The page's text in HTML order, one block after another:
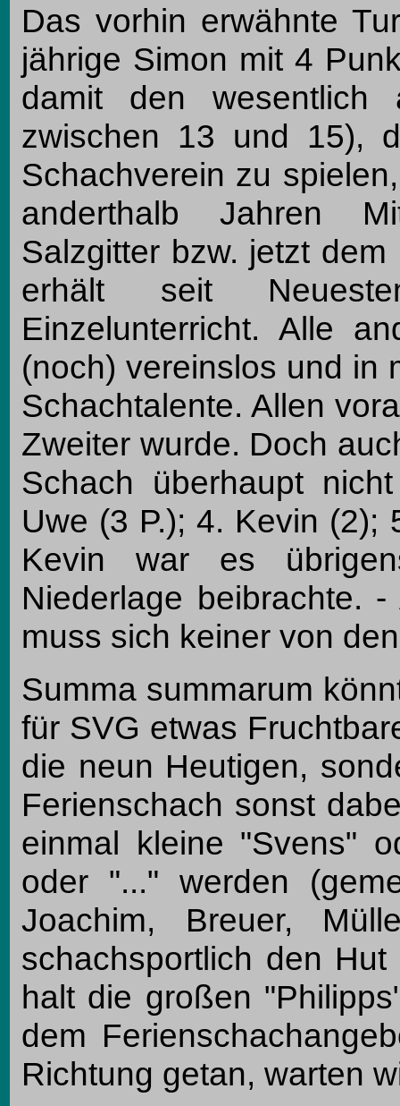
Das vorhin erwähnte
jährige Simon mit 4
damit den wesentlich
zwischen 13 und 15),
Schachverein zu
anderthalb Jahren
Salzgitter bzw. jetzt
erhält seit
Einzelunterricht. Alle
(noch) vereinslos und in
Schachtalente. Allen
Zweiter wurde. Doch
Schach überhaupt
Uwe (3 P.); 4. Kevin (2);
Kevin war es
Niederlage beibrachte.
muss sich keiner von
Summa summarum
für SVG etwas
die neun Heutigen,
Ferienschach sonst
einmal kleine "Svens"
oder "..." werden
Joachim, Breuer,
schachsportlich den
halt die großen
dem
Richtung getan, warten